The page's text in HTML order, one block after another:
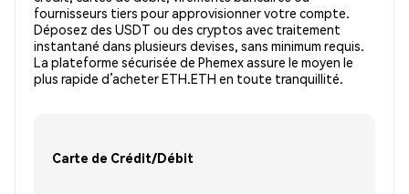
fournisseurs tiers pour approvisionner votre compte.
Déposez des USDT ou des cryptos avec traitement
instantané dans plusieurs devises, sans minimum requis.
La plateforme sécurisée de Phemex assure le moyen le
plus rapide d’acheter ETH.ETH en toute tranquillité.
Carte de Crédit/Débit